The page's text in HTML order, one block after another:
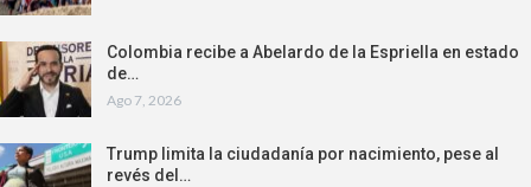
Colombia recibe a Abelardo de la Espriella en estado
de…
Ago 7, 2026
Trump limita la ciudadanía por nacimiento, pese al
revés del…